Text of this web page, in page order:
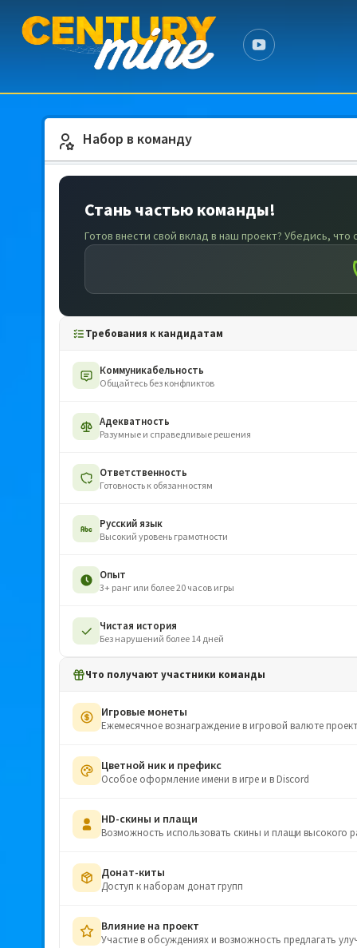
Набор в команду
Стань частью команды!
Готов внести свой вклад в наш проект? Убедись,
Требования к кандидатам
Коммуникабельность
Общайтесь без конфликтов
Адекватность
Разумные и справедливые решения
Ответственность
Готовность к обязанностям
Русский язык
Высокий уровень грамотности
Опыт
3+ ранг или более 20 часов игры
Чистая история
Без нарушений более 14 дней
Что получают участники команды
Игровые монеты
Ежемесячное вознаграждение в игровой валюте
Цветной ник и префикс
Особое оформление имени в игре и в Discord
HD-скины и плащи
Возможность использовать скины и плащи высокого
Донат-киты
Доступ к наборам донат групп
Влияние на проект
Участие в обсуждениях и возможность предлагать